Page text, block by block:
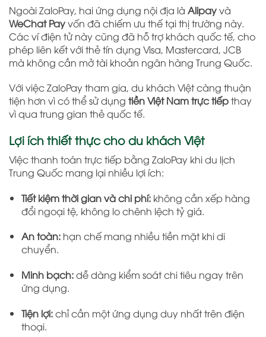
Ngoài ZaloPay, hai ứng dụng nội địa là Alipayvà
WeChat Payvốn đã chiếm ưu thế tại thị trường này.
Các ví điện tử này cũng đã hỗ trợ khách quốc tế, cho
phép liên kết với thẻ tín dụng Visa, Mastercard, JCB
mà không cần mở tài khoản ngân hàng Trung Quốc.
Với việc ZaloPay tham gia, du khách Việt càng thuận
tiện hơn vì có thể sử dụng tiền Việt Nam trực tiếpthay
vì qua trung gian thẻ quốc tế.
Lợi ích thiết thực cho du khách Việt
Việc thanh toán trực tiếp bằng ZaloPay khi du lịch
Trung Quốc mang lại nhiều lợi ích:
Tiết kiệm thời gian và chi phí:không cần xếp hàng
đổi ngoại tệ, không lo chênh lệch tỷ giá.
An toàn:hạn chế mang nhiều tiền mặt khi di
chuyển.
Minh bạch:dễ dàng kiểm soát chi tiêu ngay trên
ứng dụng.
Tiện lợi:chỉ cần một ứng dụng duy nhất trên điện
thoại.